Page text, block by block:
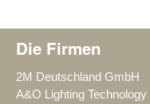
Die Firmen
2M Deutschland GmbH
A&O Lighting Technology